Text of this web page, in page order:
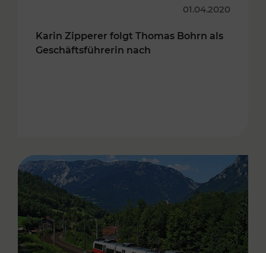
01.04.2020
Karin Zipperer folgt Thomas Bohrn als
Geschäftsführerin nach